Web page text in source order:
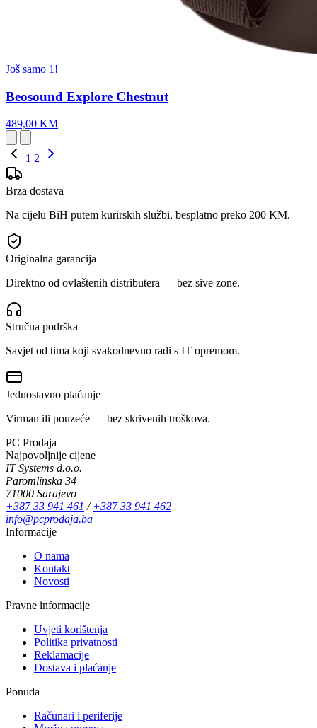
Još samo 1!
Beosound Explore Chestnut
489,00 KM
1 2
Brza dostava
Na cijelu BiH putem kurirskih službi, besplatno preko 200 KM.
Originalna garancija
Direktno od ovlaštenih distributera — bez sive zone.
Stručna podrška
Savjet od tima koji svakodnevno radi s IT opremom.
Jednostavno plaćanje
Virman ili pouzeće — bez skrivenih troškova.
PC Prodaja
Najpovoljnije cijene
IT Systems d.o.o.
Paromlinska 34
71000 Sarajevo
+387 33 941 461 /+387 33 941 462
info@pcprodaja.ba
Informacije
O nama
Kontakt
Novosti
Pravne informacije
Uvjeti korištenja
Politika privatnosti
Reklamacije
Dostava i plaćanje
Ponuda
Računari i periferije